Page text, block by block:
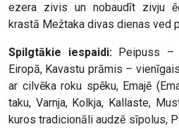
ezera zivis un nobaudīt zivju
krastā Mežtaka divas dienas ved
Spilgtākie iespaidi:Peipuss –
Eiropā, Kavastu prāmis –
ar cilvēka roku spēku, Emajē
taku, Varnja, Kolkja, Kallaste,
kuros tradicionāli audzē sīpolus,